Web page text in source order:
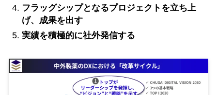
フラッグシップとなるプロジェクトを立ち上
げ、成果を出す
実績を積極的に社外発信する